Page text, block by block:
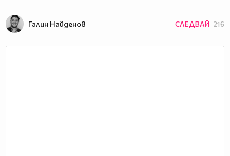
Галин Найденов СЛЕДВАЙ 216